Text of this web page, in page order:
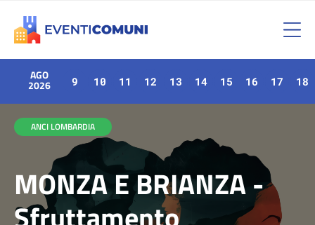
AGO
2026 9 10 11 12 13 14 15 16 17 18
ANCI LOMBARDIA
MONZA E BRIANZA -